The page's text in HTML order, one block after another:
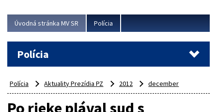
Úvodná stránka MV SR Polícia
Polícia
Polícia Aktuality Prezídia PZ 2012 december